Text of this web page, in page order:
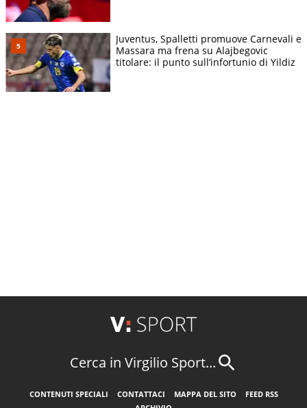
Juventus, Spalletti promuove Carnevali e
Massara ma frena su Alajbegovic
titolare: il punto sull’infortunio di Yildiz
Cerca in Virgilio Sport...
CONTENUTI SPECIALI CONTATTACI MAPPA DEL SITO
FEED RSS